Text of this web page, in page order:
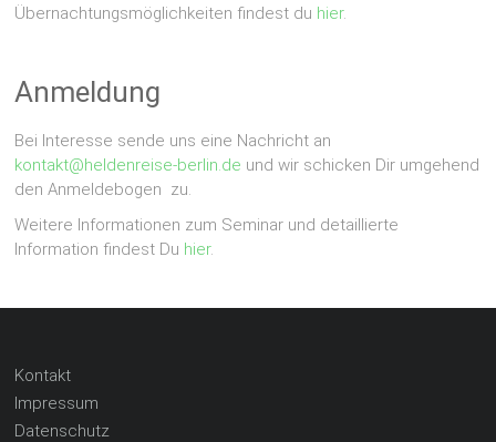
Übernachtungsmöglichkeiten findest du hier.
Anmeldung
Bei Interesse sende uns eine Nachricht an
kontakt@heldenreise-berlin.de und wir schicken Dir umgehend
den Anmeldebogen zu.
Weitere Informationen zum Seminar und detaillierte
Information findest Du hier.
Kontakt
Impressum
Datenschutz